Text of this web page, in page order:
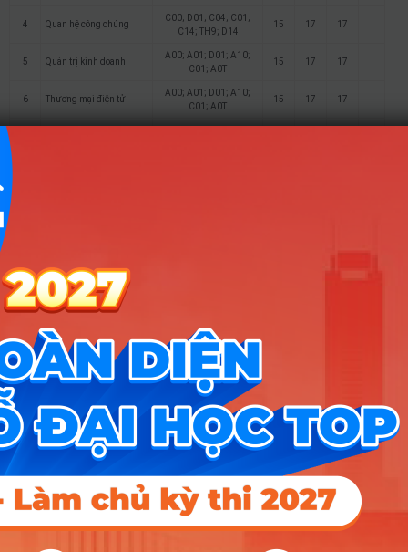
4 Quan hệ công chúng
C00; D01; C04; C01;
C14; TH9; D14
15 17 17
5 Quản trị kinh doanh
A00; A01; D01; A10;
C01; A0T
15 17 17
6 Thương mại điện tử
A00; A01; D01; A10;
C01; A0T
15 17 17
11
Logistics và quản lý
chuỗi cung ứng
C01; A0C; A0T
13
Quản trị dịch vụ du lịch
và lữ hành
C00; D01; D15; C04;
A10
C00; D01; D15; C04;
A10
Hướng nghiệp